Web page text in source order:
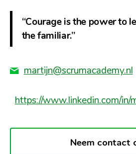
“Courage is the power to
the familiar.”
martijn@scrumacademy.nl
https://www.linkedin.com/in/
Neem contact